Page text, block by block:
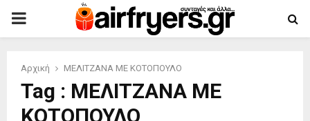
PRIMARY
Αρχική ΜΕΛΙΤΖΑΝΑ ΜΕ ΚΟΤΟΠΟΥΛΟ
Tag : ΜΕΛΙΤΖΑΝΑ ΜΕ
ΚΟΤΟΠΟΥΛΟ